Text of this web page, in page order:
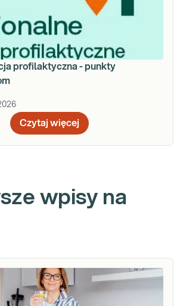
profilaktyczna - punkty
Czytaj więcej
wpisy na